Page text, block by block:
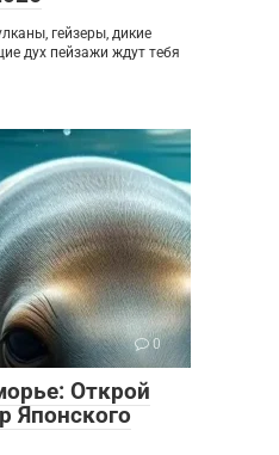
гейзеры, дикие
дух пейзажи ждут тебя
0
Открой
Японского